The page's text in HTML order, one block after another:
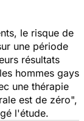
le risque de
une période
résultats
hommes gays
une thérapie
est de zéro",
l'étude.